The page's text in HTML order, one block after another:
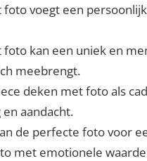
voegt een
foto kan een uniek en
meebrengt.
deken met foto als
aandacht.
de perfecte foto voor
met emotionele